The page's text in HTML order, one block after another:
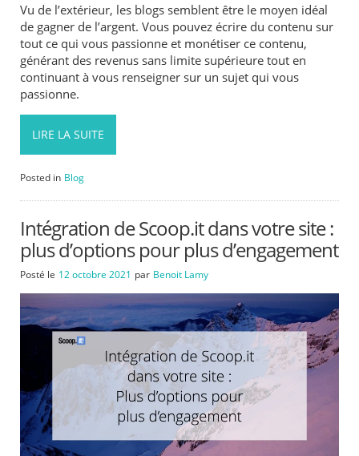
Vu de l’extérieur, les blogs semblent être le moyen idéal
de gagner de l’argent. Vous pouvez écrire du contenu sur
tout ce qui vous passionne et monétiser ce contenu,
générant des revenus sans limite supérieure tout en
continuant à vous renseigner sur un sujet qui vous
passionne.
LIRE LA SUITE
Posted in Blog
Intégration de Scoop.it dans votre site :
plus d’options pour plus d’engagement
Posté le 12 octobre 2021 par Benoit Lamy